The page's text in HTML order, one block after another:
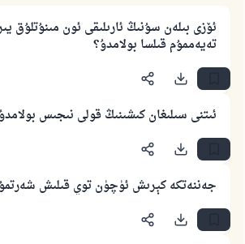
ئۆزى بىلەن سۇنىڭ ئارىلىقى ئون مىنۇتلۇق
تەيەممۇم قىلسا بولامدۇ؟
ئىتنى سىلىغان كىشىنىڭ قولى نىجىس
جەننەتكە كېرىش ئۈچۈن توي قىلىش